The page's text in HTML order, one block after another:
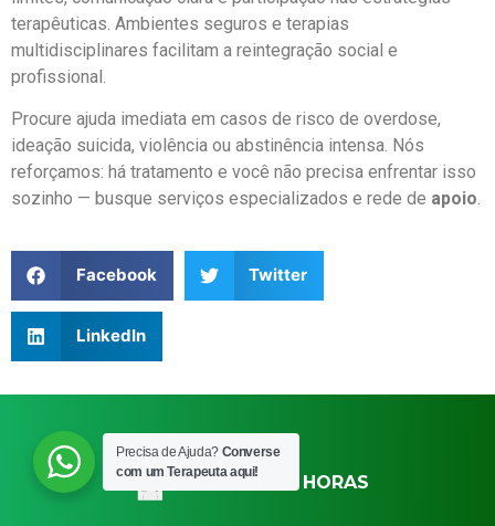
terapêuticas. Ambientes seguros e terapias
multidisciplinares facilitam a reintegração social e
profissional.
Procure ajuda imediata em casos de risco de overdose,
ideação suicida, violência ou abstinência intensa. Nós
reforçamos: há tratamento e você não precisa enfrentar isso
sozinho — busque serviços especializados e rede de apoio.
Facebook Twitter
LinkedIn
PLANTÃO 24 HORAS
Precisa de Ajuda? Converse
com um Terapeuta aqui!